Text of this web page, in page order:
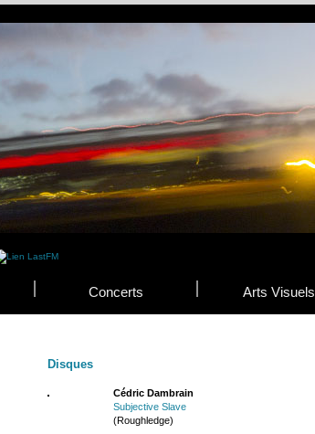
Concerts Arts Visuels
Disques
Cédric Dambrain
Subjective Slave
(Roughledge)